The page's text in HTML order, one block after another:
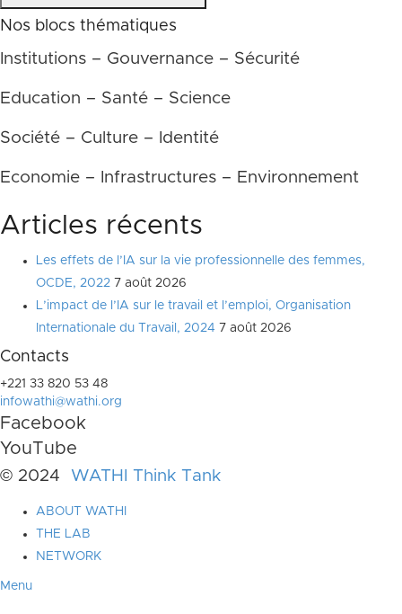
Nos blocs thématiques
Institutions – Gouvernance – Sécurité
Education – Santé – Science
Société – Culture – Identité
Economie – Infrastructures – Environnement
Articles récents
Les effets de l’IA sur la vie professionnelle des femmes,
OCDE, 2022 7 août 2026
L’impact de l’IA sur le travail et l’emploi, Organisation
Internationale du Travail, 2024 7 août 2026
Contacts
+221 33 820 53 48
infowathi@wathi.org
Facebook
YouTube
© 2024 WATHI Think Tank
ABOUT WATHI
THE LAB
NETWORK
Menu